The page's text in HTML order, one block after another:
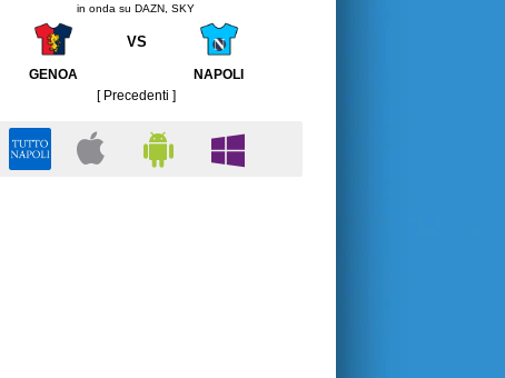
in onda su DAZN, SKY
VS
GENOA
NAPOLI
[ Precedenti ]